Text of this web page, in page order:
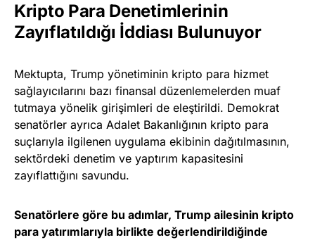
Kripto Para Denetimlerinin
Zayıflatıldığı İddiası Bulunuyor
Mektupta, Trump yönetiminin kripto para hizmet
sağlayıcılarını bazı finansal düzenlemelerden muaf
tutmaya yönelik girişimleri de eleştirildi. Demokrat
senatörler ayrıca Adalet Bakanlığının kripto para
suçlarıyla ilgilenen uygulama ekibinin dağıtılmasının,
sektördeki denetim ve yaptırım kapasitesini
zayıflattığını savundu.
Senatörlere göre bu adımlar, Trump ailesinin kripto
para yatırımlarıyla birlikte değerlendirildiğinde